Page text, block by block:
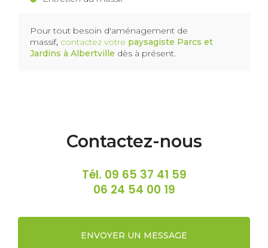
Pour tout besoin d'aménagement de
massif, contactez votre paysagiste Parcs et
Jardins à Albertville dès à présent.
Contactez-nous
Tél. 09 65 37 41 59
06 24 54 00 19
ENVOYER UN MESSAGE